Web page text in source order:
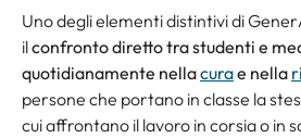
Uno degli elementi distintivi di
ilconfronto diretto tra studenti e
quotidianamente nellacurae nella
persone che portano in classe la
cui affrontano il lavoro in corsia o in